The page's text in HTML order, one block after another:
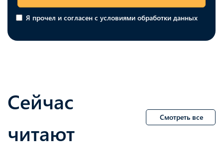
Я прочел и согласен с условиями обработки данных
Сейчас
читают
Смотреть все